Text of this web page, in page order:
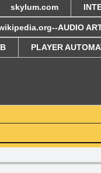
skylum.com
AUDIO
PLAYER